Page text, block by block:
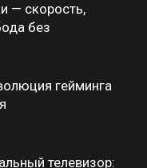
— скорость,
без
гейминга
телевизор: